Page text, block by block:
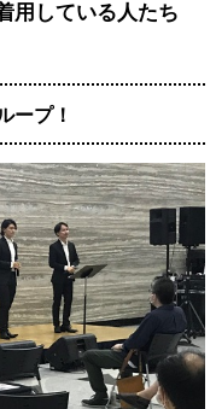
用している人たち
ープ！